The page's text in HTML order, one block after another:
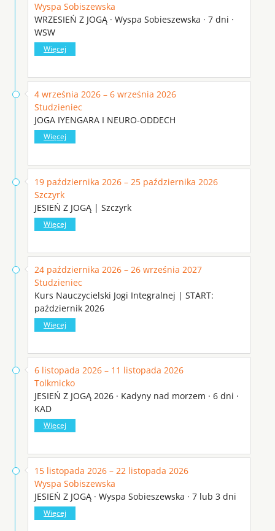
Wyspa Sobiszewska
WRZESIEŃ Z JOGĄ · Wyspa Sobieszewska · 7 dni ·
WSW
Więcej
4 września 2026 – 6 września 2026
Studzieniec
JOGA IYENGARA I NEURO-ODDECH
Więcej
19 października 2026 – 25 października 2026
Szczyrk
JESIEŃ Z JOGĄ | Szczyrk
Więcej
24 października 2026 – 26 września 2027
Studzieniec
Kurs Nauczycielski Jogi Integralnej | START:
październik 2026
Więcej
6 listopada 2026 – 11 listopada 2026
Tolkmicko
JESIEŃ Z JOGĄ 2026 · Kadyny nad morzem · 6 dni ·
KAD
Więcej
15 listopada 2026 – 22 listopada 2026
Wyspa Sobiszewska
JESIEŃ Z JOGĄ · Wyspa Sobieszewska · 7 lub 3 dni
Więcej